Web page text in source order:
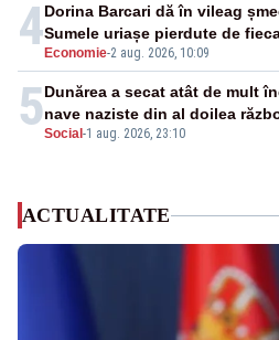
4 Economie-2 aug. 2026, 10:09
Dorina Barcari dă în vileag
Sumele uriașe pierdute de
5Social -1 aug. 2026, 23:10
Dunărea a secat atât de mult
nave naziste din al doilea
ACTUALITATE